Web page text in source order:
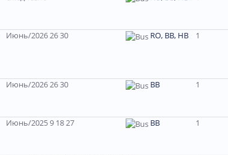
Июнь/2026 26 30 RO, BB, HB 1
Июнь/2026 26 30 ВВ 1
Июнь/2025 9 18 27 BB 1